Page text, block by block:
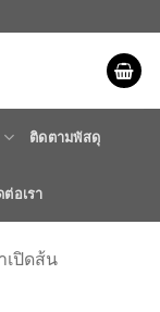
ติดตามพัสดุ
ต่อเรา
เปิดส้น